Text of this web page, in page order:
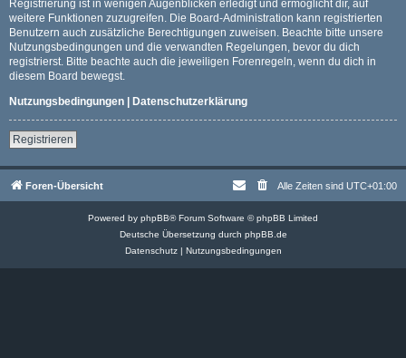
Registrierung ist in wenigen Augenblicken erledigt und ermöglicht dir, auf
weitere Funktionen zuzugreifen. Die Board-Administration kann registrierten
Benutzern auch zusätzliche Berechtigungen zuweisen. Beachte bitte unsere
Nutzungsbedingungen und die verwandten Regelungen, bevor du dich
registrierst. Bitte beachte auch die jeweiligen Forenregeln, wenn du dich in
diesem Board bewegst.
Nutzungsbedingungen | Datenschutzerklärung
Registrieren
Foren-Übersicht Alle Zeiten sind UTC+01:00
Powered by phpBB® Forum Software © phpBB Limited
Deutsche Übersetzung durch phpBB.de
Datenschutz| Nutzungsbedingungen